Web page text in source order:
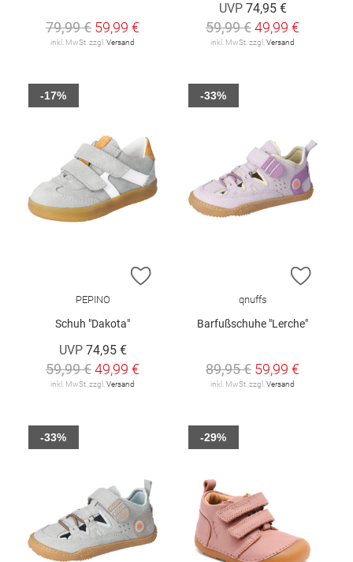
79,99 € 59,99 €
inkl. MwSt. zzgl.Versand
UVP 74,95 €
59,99 €49,99 €
inkl. MwSt. zzgl.Versand
ZUR WUNSCHLISTE HINZUFÜGEN
PEPINO
Schuh "Dakota"
UVP 74,95 €
59,99 €49,99 €
inkl. MwSt. zzgl. Versand
-17%
ZUR
qnuffs
Barfußschuhe "Lerche"
89,95 € 59,99 €
inkl. MwSt. zzgl. Versand
-33%
-33% -29%